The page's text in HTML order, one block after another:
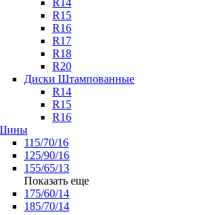
R14
R15
R16
R17
R18
R20
Диски Штампованные
R14
R15
R16
115/70/16
125/90/16
155/65/13
Показать еще
175/60/14
185/70/14